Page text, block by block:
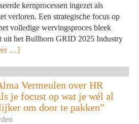
kernprocessen ingezet als
verloren. Een strategische focus op
volledige wervingsproces bleek
het Bullhorn GRID 2025 Industry
…]
Vermeulen over HR
je focust op wat je wél al
om door te pakken”